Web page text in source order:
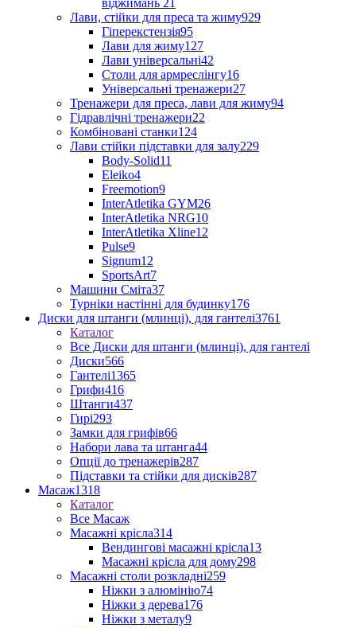
віджимань 21
Лави, стійки для преса та жиму929
Гіперекстензія95
Лави для жиму127
Лави універсальні42
Столи для армреслінгу16
Універсальні тренажери27
Тренажери для преса, лави для жиму94
Гідравлічні тренажери22
Комбіновані станки124
Лави стійки підставки для залу229
Body-Solid11
Eleiko4
Freemotion9
InterAtletika GYM26
InterAtletika NRG10
InterAtletika Xline12
Pulse9
Signum12
SportsArt7
Машини Сміта37
Турніки настінні для будинку176
Диски для штанги (млинці), для гантелі3761
Каталог
Все Диски для штанги (млинці), для гантелі
Диски566
Гантелі1365
Грифи416
Штанги437
Гирі293
Замки для грифів66
Набори лава та штанга44
Опції до тренажерів287
Підставки та стійки для дисків287
Масаж1318
Каталог
Все Масаж
Масажні крісла314
Вендингові масажні крісла13
Масажні крісла для дому298
Масажні столи розкладні259
Ніжки з алюмінію74
Ніжки з дерева176
Ніжки з металу9